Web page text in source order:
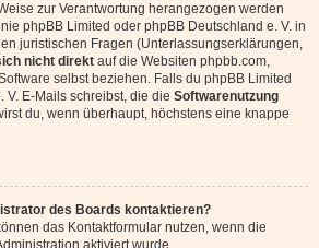
zur Verantwortung herangezogen werden
phpBB Limited oder phpBB Deutschland e. V. in
juristischen Fragen (Unterlassungserklärungen,
nicht direkt auf die Websiten phpbb.com,
selbst beziehen. Falls du phpBB Limited
E-Mails schreibst, die die Softwarenutzung
du, wenn überhaupt, höchstens eine knappe
des Boards kontaktieren?
das Kontaktformular nutzen, wenn die
aktiviert wurde.